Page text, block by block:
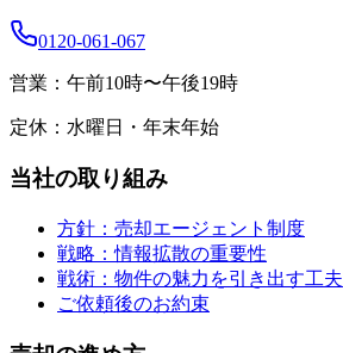
0120-061-067
営業： 午前10時〜午後19時
定休： 水曜日・年末年始
当社の取り組み
方針：売却エージェント制度
戦略：情報拡散の重要性
戦術：物件の魅力を引き出す工夫
ご依頼後のお約束